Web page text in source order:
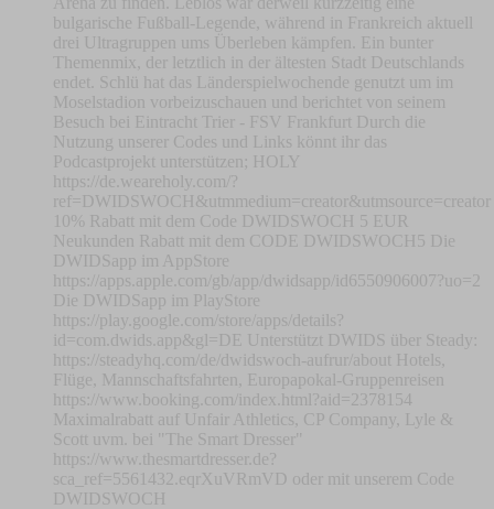
bulgarische Fußball-Legende, während in Frankreich aktuell
drei Ultragruppen ums Überleben kämpfen. Ein bunter
Themenmix, der letztlich in der ältesten Stadt Deutschlands
endet. Schlü hat das Länderspielwochende genutzt um im
Moselstadion vorbeizuschauen und berichtet von seinem
Besuch bei Eintracht Trier - FSV Frankfurt Durch die
Nutzung unserer Codes und Links könnt ihr das
Podcastprojekt unterstützen; HOLY
https://de.weareholy.com/?
ref=DWIDSWOCH&utmmedium=creator&utmsource=creator
10% Rabatt mit dem Code DWIDSWOCH 5 EUR
Neukunden Rabatt mit dem CODE DWIDSWOCH5 Die
DWIDSapp im AppStore
https://apps.apple.com/gb/app/dwidsapp/id6550906007?uo=2
Die DWIDSapp im PlayStore
https://play.google.com/store/apps/details?
id=com.dwids.app&gl=DE Unterstützt DWIDS über Steady:
https://steadyhq.com/de/dwidswoch-aufrur/about Hotels,
Flüge, Mannschaftsfahrten, Europapokal-Gruppenreisen
https://www.booking.com/index.html?aid=2378154
Maximalrabatt auf Unfair Athletics, CP Company, Lyle &
Scott uvm. bei "The Smart Dresser"
https://www.thesmartdresser.de?
sca_ref=5561432.eqrXuVRmVD oder mit unserem Code
DWIDSWOCH